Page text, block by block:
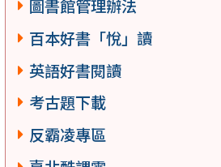
圖書館管理辦法
百本好書「悅」讀
英語好書閱讀
考古題下載
反霸凌專區